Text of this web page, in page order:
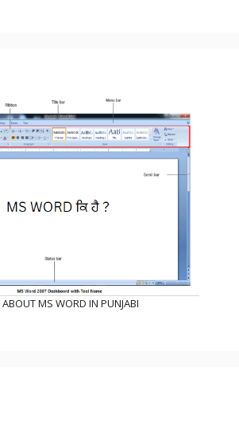
ABOUT MS WORD IN PUNJABI